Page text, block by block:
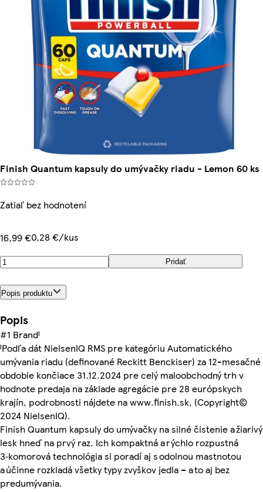
Finish Quantum kapsuly do umývačky riadu - Lemon 60 ks
Zatiaľ bez hodnotení
16,99 €0,28 €/kus
Pridať
Popis produktu
Popis
#1 Brandᴵ
ᴵPodľa dát NielsenIQ RMS pre kategóriu Automatického
umývania riadu (definované Reckitt Benckiser) za 12-mesačné
obdobie končiace 31.12.2024 pre celý maloobchodný trh v
hodnote predaja na základe agregácie pre 28 európskych
krajín, podrobnosti nájdete na www.finish.sk, (Copyright©
2024 NielsenIQ).
Finish Quantum kapsuly do umývačky na silné čistenie a žiarivý
lesk hneď na prvý raz. Ich kompaktná a rýchlo rozpustná
3‑komorová technológia si poradí aj s odolnou mastnotou
a účinne rozkladá všetky typy zvyškov jedla – a to aj bez
predumývania.